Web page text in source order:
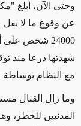
وحتى الآن، أبلغ
عن وقوع ما لا
24000 شخص على أثر الهجوم
شهدتها درعا منذ
مع النظام بوساطة
وما زال القتال
المدنيين للخطر،